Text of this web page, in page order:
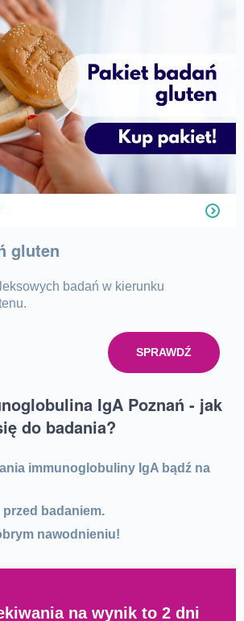
gluten
badań w kierunku
SPRAWDŹ
IgA Poznań - jak
do badania?
immunoglobuliny IgA bądź na
badaniem.
nawodnieniu!
na wynik to 2 dni